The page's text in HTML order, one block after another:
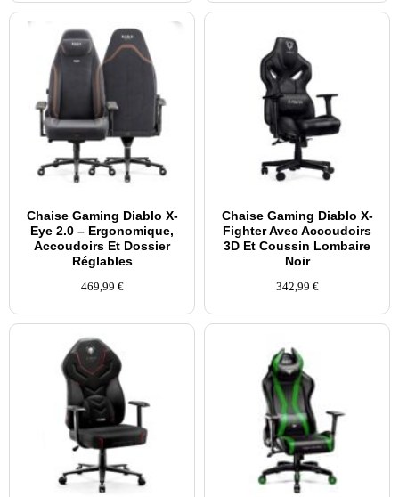
Chaise Gaming Diablo X-
Eye 2.0 – Ergonomique,
Accoudoirs Et Dossier
Réglables
469,99 €
Chaise Gaming Diablo X-
Fighter Avec Accoudoirs
3D Et Coussin Lombaire
Noir
342,99 €